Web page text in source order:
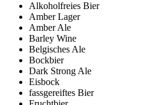
Alkoholfreies Bier
Amber Lager
Amber Ale
Barley Wine
Belgisches Ale
Bockbier
Dark Strong Ale
Eisbock
fassgereiftes Bier